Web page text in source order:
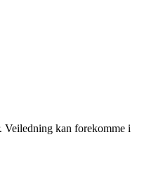
Veiledning kan forekomme i